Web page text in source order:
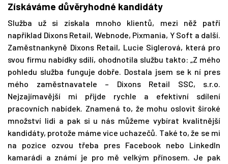
Získáváme důvěryhodné kandidáty
Služba už si získala mnoho klientů, mezi něž patří
například Dixons Retail, Webnode, Pixmania, Y Soft a další.
Zaměstnankyně Dixons Retail, Lucie Siglerová, která pro
svou firmu nabídky sdílí, ohodnotila službu takto: „Z mého
pohledu služba funguje dobře. Dostala jsem se k ní pres
mého zaměstnavatele – Dixons Retail SSC, s.r.o.
Nejzajímavější mi přijde rychle a efektivní sdílení
pracovních nabídek. Znamená to, že mohu oslovit široké
množství lidi a pak si u nás můžeme vybírat kvalitnější
kandidáty, protože máme vice uchazečů. Také to, že se mi
na pozice ozvou třeba pres Facebook nebo LinkedIn
kamarádi a známí je pro mě velkým přínosem. Je pak